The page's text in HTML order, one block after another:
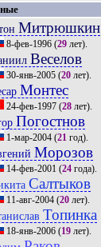
Митрюшкин
8-фев-1996 (29 лет).
Веселов
30-янв-2005 (20 лет).
Монтес
24-фев-1997 (28 лет).
Погостнов
1-мар-2004 (21 год).
Морозов
14-фев-2001 (24 года).
Салтыков
11-авг-2004 (20 лет).
Топинка
18-янв-2006 (19 лет).